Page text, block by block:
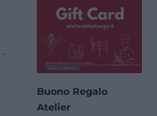
Buono Regalo
Atelier